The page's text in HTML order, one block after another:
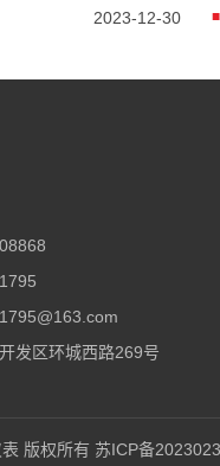
2023-12-30
发区环城西路269号
版权所有 苏ICP备